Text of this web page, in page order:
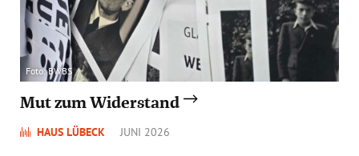
Foto: BWBS
Mut zum Widerstand
HAUS LÜBECK JUNI 2026